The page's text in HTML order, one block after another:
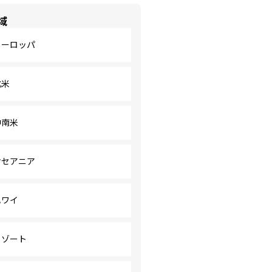
ロッパ
米
アニア
イ
ート